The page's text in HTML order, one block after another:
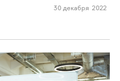
30 декабря 2022